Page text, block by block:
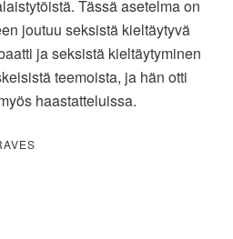
Tässä asetelma on
joutuu seksistä kieltäytyvä
ja seksistä kieltäytyminen
teemoista, ja hän otti
haastatteluissa.